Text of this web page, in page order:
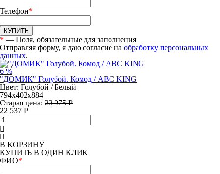
Телефон*
КУПИТЬ
* — Поля, обязательные для заполнения
Отправляя форму, я даю согласие на обработку персональных
данных.
6 %
"ДОМИК" Голубой. Комод / ABC KING
Цвет: Голубой / Белый
794х402х884
Старая цена: 23 975 Р
22 537 Р
В КОРЗИНУ
КУПИТЬ В ОДИН КЛИК
ФИО*